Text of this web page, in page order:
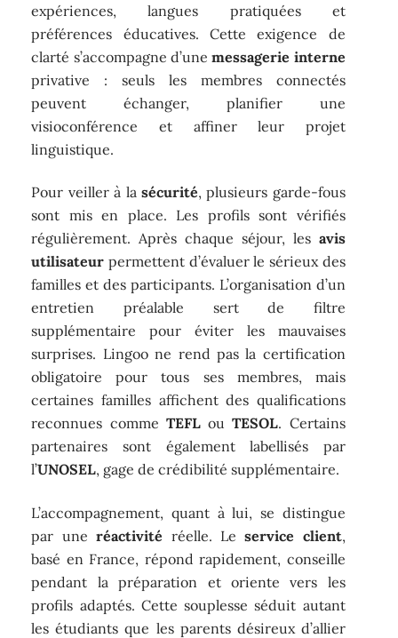
expériences, langues pratiquées et
préférences éducatives. Cette exigence de
clarté s’accompagne d’unemessagerie interne
privative : seuls les membres connectés
peuvent échanger, planifier une
visioconférence et affiner leur projet
linguistique.
Pour veiller à la sécurité, plusieurs garde-fous
sont mis en place. Les profils sont vérifiés
régulièrement. Après chaque séjour, les avis
utilisateur permettent d’évaluer le sérieux des
familles et des participants. L’organisation d’un
entretien préalable sert de filtre
supplémentaire pour éviter les mauvaises
surprises. Lingoo ne rend pas la certification
obligatoire pour tous ses membres, mais
certaines familles affichent des qualifications
reconnues comme TEFLouTESOL. Certains
partenaires sont également labellisés par
l’UNOSEL, gage de crédibilité supplémentaire.
L’accompagnement, quant à lui, se distingue
par uneréactivité réelle. Leservice client,
basé en France, répond rapidement, conseille
pendant la préparation et oriente vers les
profils adaptés. Cette souplesse séduit autant
les étudiants que les parents désireux d’allier